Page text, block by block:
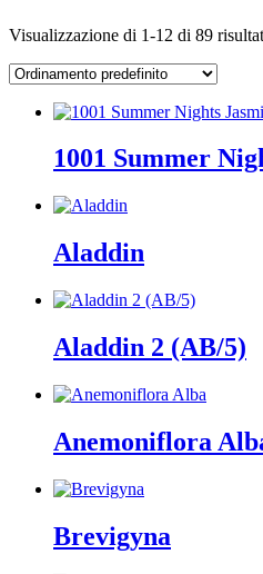
Visualizzazione di 1-12 di 89
1001 Summer
Aladdin
Aladdin 2 (AB/5)
Anemoniflora
Brevigyna